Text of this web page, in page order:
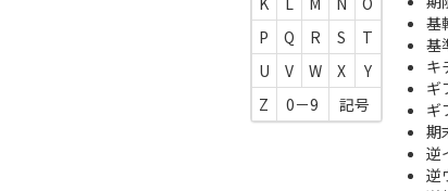
基
基
キ
ギ
ギ
期
逆
逆
P
Q R S
T
U
V W X
Y
Z
0－9 記号